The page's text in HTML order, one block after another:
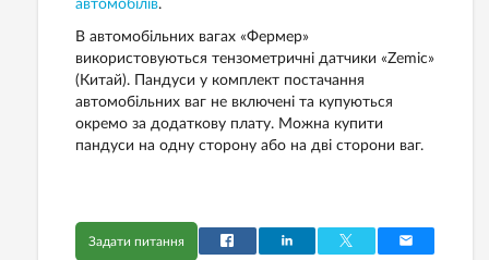
автомобілів.
В автомобільних вагах «Фермер»
використовуються тензометричні датчики «Zemic»
(Китай). Пандуси у комплект постачання
автомобільних ваг не включені та купуються
окремо за додаткову плату. Можна купити
пандуси на одну сторону або на дві сторони ваг.
Задати питання